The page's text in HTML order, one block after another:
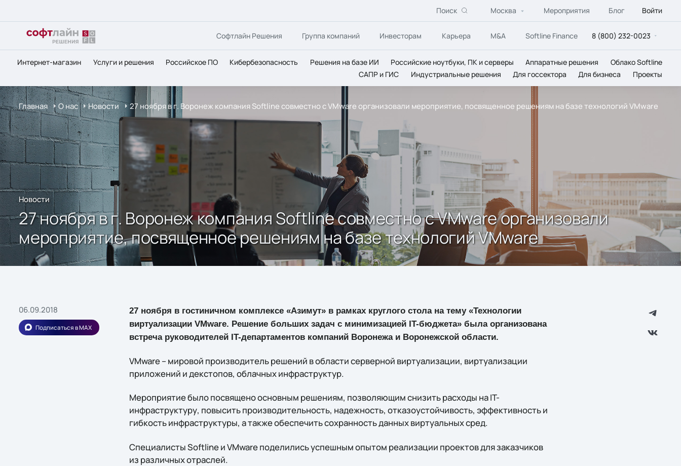
Поиск Москва Мероприятия Блог Войти
Софтлайн Решения Группа компаний Инвесторам Карьера M&A Softline Finance 8 (800) 232-0023
Интернет-магазин Услуги и решения Российское ПО Кибербезопасность Решения на базе ИИ Российские ноутбуки, ПК и серверы Аппаратные решения
Облако Softline
САПР и ГИС
Индустриальные решения Для госсектора Для бизнеса Проекты
Главная О нас Новости 27 ноября в г. Воронеж компания Softline совместно с VMware организовали мероприятие, посвященное решениям на базе технологий VMware
Новости
27 ноября в г. Воронеж компания Softline совместно с VMware организовали
мероприятие, посвященное решениям на базе технологий VMware
06.09.2018
Подписаться в MAX
27 ноября в гостиничном комплексе «Азимут» в рамках круглого стола на тему «Технологии
виртуализации VMware. Решение больших задач с минимизацией IT-бюджета» была организована
встреча руководителей IT-департаментов компаний Воронежа и Воронежской области.
VМware – мировой производитель решений в области серверной виртуализации, виртуализации
приложений и декстопов, облачных инфраструктур.
Мероприятие было посвящено основным решениям, позволяющим снизить расходы на IT-
инфраструктуру, повысить производительность, надежность, отказоустойчивость, эффективность и
гибкость инфраструктуры, а также обеспечить сохранность данных виртуальных сред.
Специалисты Softline и VMware поделились успешным опытом реализации проектов для заказчиков
из различных отраслей.